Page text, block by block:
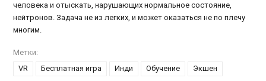
человека и отыскать, нарушающих нормальное состояние,
нейтронов. Задача не из легких, и может оказаться не по плечу
многим.
Метки:
VR
Бесплатная игра Инди Обучение Экшен